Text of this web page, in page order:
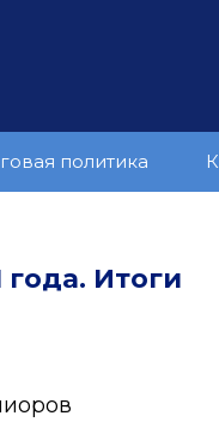
политика
Итоги